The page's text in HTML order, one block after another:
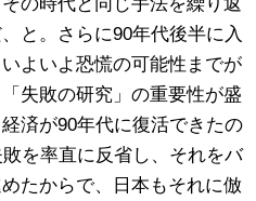
と。さらに90年代後半に入
よいよ恐慌の可能性までが
失敗の研究」の重要性が盛
済が90年代に復活できたの
を率直に反省し、それをバ
たからで、日本もそれに倣